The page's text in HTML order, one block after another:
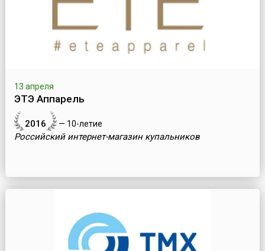
13 апреля
ЭТЭ Аппарель
2016 — 10-летие
Российский интернет-магазин купальников